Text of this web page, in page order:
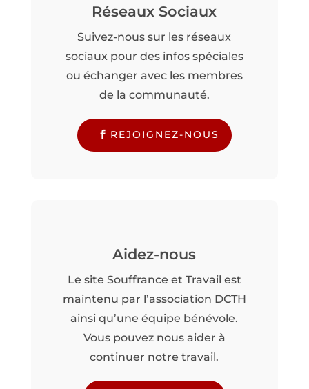
Réseaux Sociaux
Suivez-nous sur les réseaux
sociaux pour des infos spéciales
ou échanger avec les membres
de la communauté.
REJOIGNEZ-NOUS
Aidez-nous
Le site Souffrance et Travail est
maintenu par l’association DCTH
ainsi qu’une équipe bénévole.
Vous pouvez nous aider à
continuer notre travail.